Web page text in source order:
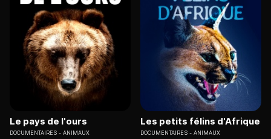
Le pays de l'ours
DOCUMENTAIRES ANIMAUX
Les petits félins d'Afrique
DOCUMENTAIRES ANIMAUX